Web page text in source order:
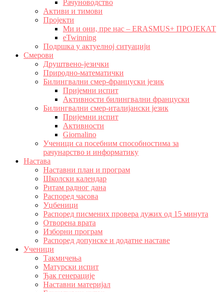
Рачуноводство
Активи и тимови
Пројекти
Ми и они, пре нас – ERASMUS+ ПРОЈЕКАТ
eTwinning
Подршка у актуелној ситуацији
Смерови
Друштвено-језички
Природно-математички
Билингвални смер-француски језик
Пријемни испит
Активности билингвални француски
Билингвални смер-италијански језик
Пријемни испит
Активности
Giornalino
Ученици са посебним способностима за
рачунарство и информатику
Настава
Наставни план и програм
Школски календар
Ритам радног дана
Распоред часова
Уџбеници
Распоред писмених провера дужих од 15 минута
Отворена врата
Изборни програм
Распоред допунске и додатне наставе
Ученици
Такмичења
Матурски испит
Ђак генерације
Наставни материјал